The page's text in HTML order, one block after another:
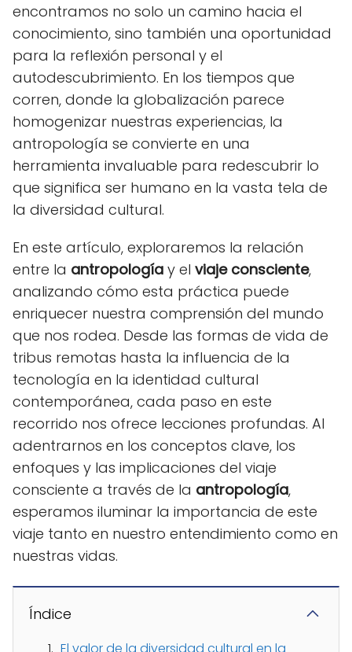
encontramos no solo un camino hacia el
conocimiento, sino también una oportunidad
para la reflexión personal y el
autodescubrimiento. En los tiempos que
corren, donde la globalización parece
homogenizar nuestras experiencias, la
antropología se convierte en una
herramienta invaluable para redescubrir lo
que significa ser humano en la vasta tela de
la diversidad cultural.
En este artículo, exploraremos la relación
entre la antropología y el viaje consciente,
analizando cómo esta práctica puede
enriquecer nuestra comprensión del mundo
que nos rodea. Desde las formas de vida de
tribus remotas hasta la influencia de la
tecnología en la identidad cultural
contemporánea, cada paso en este
recorrido nos ofrece lecciones profundas. Al
adentrarnos en los conceptos clave, los
enfoques y las implicaciones del viaje
consciente a través de la antropología,
esperamos iluminar la importancia de este
viaje tanto en nuestro entendimiento como en
nuestras vidas.
Índice
El valor de la diversidad cultural en la